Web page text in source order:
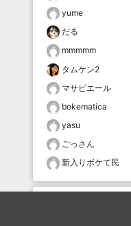
yume
だる
mmmmm
タムケン2
マサピエール
bokematica
yasu
ごっさん
新入りボケて民